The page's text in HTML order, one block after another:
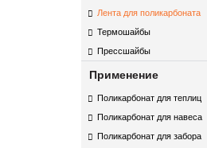
Лента для поликарбоната
Термошайбы
Прессшайбы
Применение
Поликарбонат для теплиц
Поликарбонат для навеса
Поликарбонат для забора